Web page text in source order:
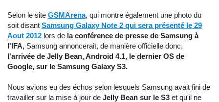
Selon le site GSMArena, qui montre également une photo du
soit disant Samsung Galaxy Note 2 qui sera présenté le 29
Aout 2012 lors de la conférence de presse de Samsung à
l'IFA, Samsung annoncerait, de manière officielle donc,
l'arrivée de Jelly Bean, Android 4.1, le dernier OS de
Google, sur le Samsung Galaxy S3.
Nous avions eu des échos selon lesquels Samsung avait fini de
travailler sur la mise à jour de Jelly Bean sur le S3 et qu'il ne